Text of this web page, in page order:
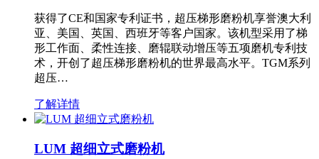
获得了CE和国家专利证书，超压梯形磨粉机享誉澳大利
亚、美国、英国、西班牙等客户国家。该机型采用了梯
形工作面、柔性连接、磨辊联动增压等五项磨机专利技
术，开创了超压梯形磨粉机的世界最高水平。TGM系列
超压…
了解详情
LUM 超细立式磨粉机